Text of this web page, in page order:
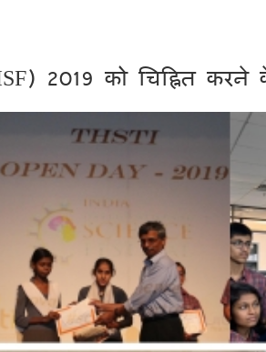
(IISF) 2019 को चिह्नित